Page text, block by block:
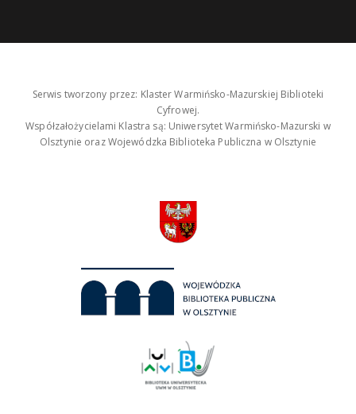
Serwis tworzony przez: Klaster Warmińsko-Mazurskiej Biblioteki
Cyfrowej.
Współzałożycielami Klastra są: Uniwersytet Warmińsko-Mazurski w
Olsztynie oraz Wojewódzka Biblioteka Publiczna w Olsztynie